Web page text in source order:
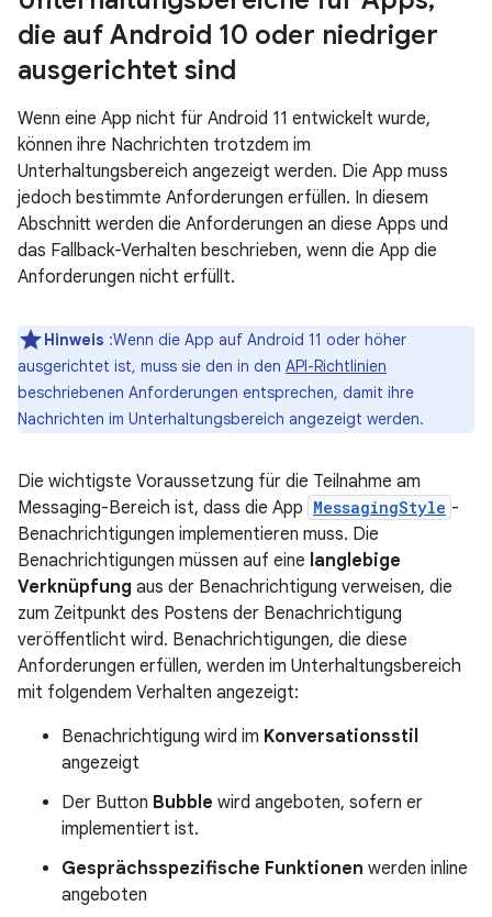
die auf Android 10 oder niedriger
ausgerichtet sind
Wenn eine App nicht für Android 11 entwickelt wurde,
können ihre Nachrichten trotzdem im
Unterhaltungsbereich angezeigt werden. Die App muss
jedoch bestimmte Anforderungen erfüllen. In diesem
Abschnitt werden die Anforderungen an diese Apps und
das Fallback-Verhalten beschrieben, wenn die App die
Anforderungen nicht erfüllt.
Hinweis :Wenn die App auf Android 11 oder höher
ausgerichtet ist, muss sie den in den API-Richtlinien
beschriebenen Anforderungen entsprechen, damit ihre
Nachrichten im Unterhaltungsbereich angezeigt werden.
Die wichtigste Voraussetzung für die Teilnahme am
Messaging-Bereich ist, dass die App MessagingStyle -
Benachrichtigungen implementieren muss. Die
Benachrichtigungen müssen auf eine langlebige
Verknüpfung aus der Benachrichtigung verweisen, die
zum Zeitpunkt des Postens der Benachrichtigung
veröffentlicht wird. Benachrichtigungen, die diese
Anforderungen erfüllen, werden im Unterhaltungsbereich
mit folgendem Verhalten angezeigt:
Benachrichtigung wird im Konversationsstil
angezeigt
Der Button Bubble wird angeboten, sofern er
implementiert ist.
Gesprächsspezifische Funktionen werden inline
angeboten